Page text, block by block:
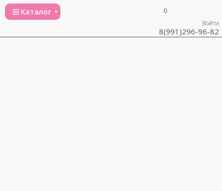
Каталог
Войти
0
8(991)296-96-82